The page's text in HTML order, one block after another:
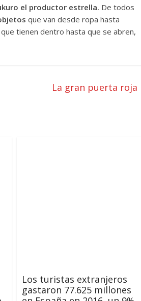
el productor estrella. De todos
que van desde ropa hasta
tienen dentro hasta que se abren,
La gran puerta roja
Los turistas extranjeros
gastaron 77.625 millones